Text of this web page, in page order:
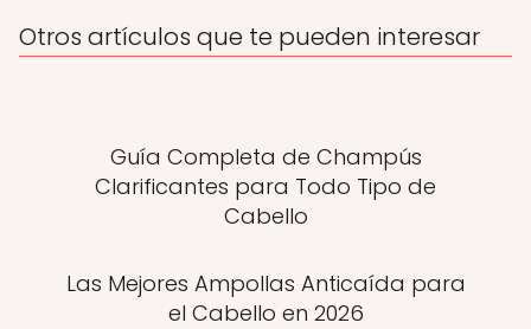
Otros artículos que te pueden interesar
Guía Completa de Champús
Clarificantes para Todo Tipo de
Cabello
Las Mejores Ampollas Anticaída para
el Cabello en 2026